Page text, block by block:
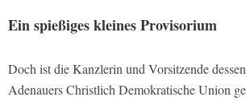
Ein spießiges kleines Provisorium
Doch ist die Kanzlerin und Vorsitzende
Adenauers Christlich Demokratische Union